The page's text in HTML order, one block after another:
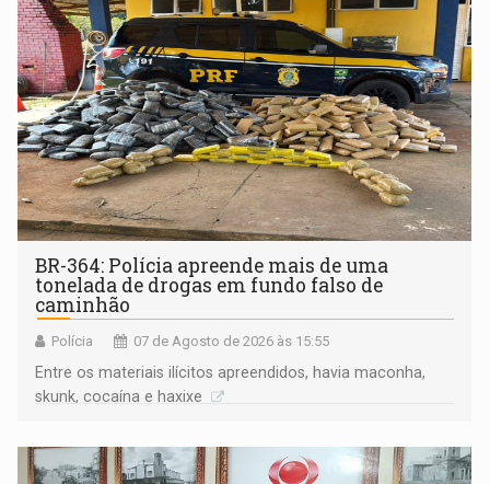
BR-364: Polícia apreende mais de uma
tonelada de drogas em fundo falso de
caminhão
Polícia 07 de Agosto de 2026 às 15:55
Entre os materiais ilícitos apreendidos, havia maconha,
skunk, cocaína e haxixe